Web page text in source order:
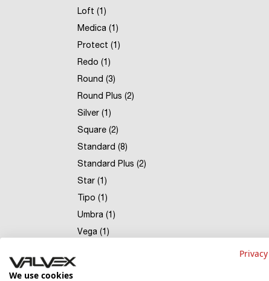
Loft (1)
Medica (1)
Protect (1)
Redo (1)
Round (3)
Round Plus (2)
Silver (1)
Square (2)
Standard (8)
Standard Plus (2)
Star (1)
Tipo (1)
Umbra (1)
Vega (1)
Culori
We use cookies